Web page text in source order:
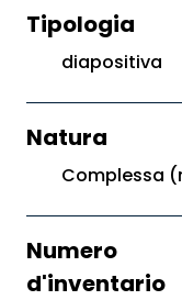
Tipologia
diapositiva
Natura
Complessa
Numero
d'inventario